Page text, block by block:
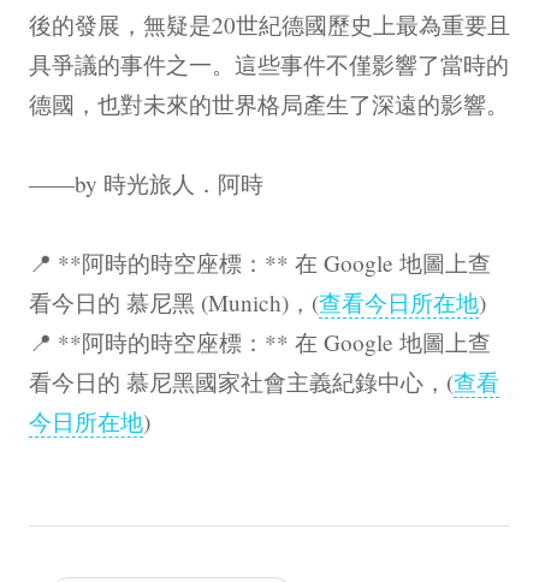
後的發展，無疑是20世紀德國歷史上最為重要且
具爭議的事件之一。這些事件不僅影響了當時的
德國，也對未來的世界格局產生了深遠的影響。
——by 時光旅人．阿時
📍 **阿時的時空座標：** 在 Google 地圖上查
看今日的 慕尼黑 (Munich)，(查看今日所在地)
📍 **阿時的時空座標：** 在 Google 地圖上查
看今日的 慕尼黑國家社會主義紀錄中心，(查看
今日所在地)